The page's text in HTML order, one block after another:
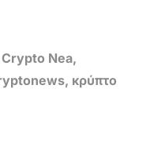
Crypto Nea,
, κρύπτο